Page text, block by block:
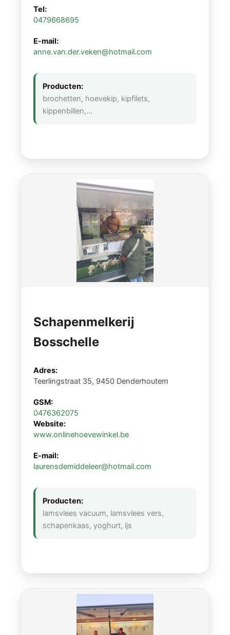
Tel:
0479668695
E-mail:
anne.van.der.veken@hotmail.com
Producten:
brochetten, hoevekip, kipfilets,
kippenbillen,…
Schapenmelkerij
Bosschelle
Adres:
Teerlingstraat 35, 9450 Denderhoutem
GSM:
0476362075
Website:
www.onlinehoevewinkel.be
E-mail:
laurensdemiddeleer@hotmail.com
Producten:
lamsvlees vacuum, lamsvlees vers,
schapenkaas, yoghurt, ijs